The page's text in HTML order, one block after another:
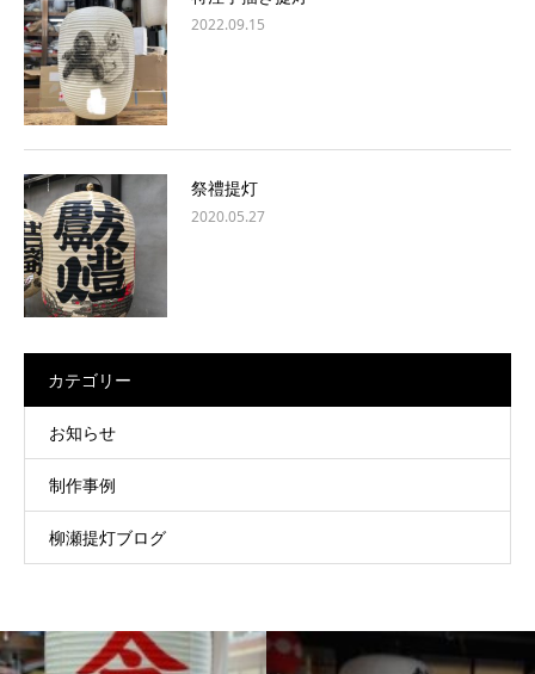
2022.09.15
祭禮提灯
2020.05.27
カテゴリー
お知らせ
制作事例
柳瀬提灯ブログ